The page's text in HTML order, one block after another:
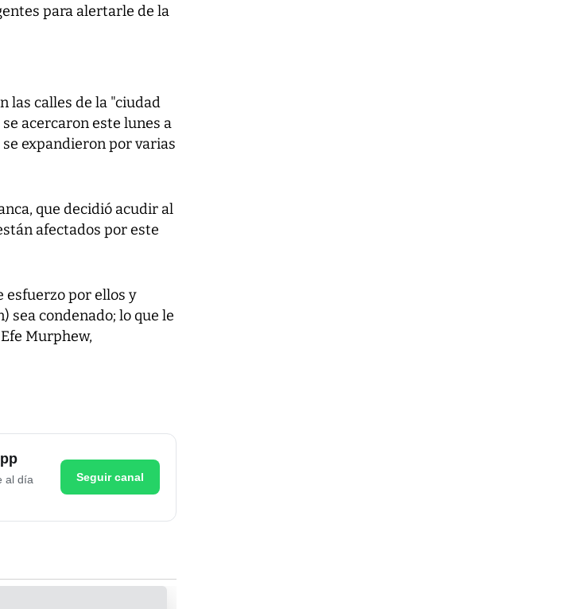
para alertarle de la
las calles de la "ciudad
acercaron este lunes a
expandieron por varias
que decidió acudir al
afectados por este
esfuerzo por ellos y
sea condenado; lo que le
Murphew,
al día
Seguir canal